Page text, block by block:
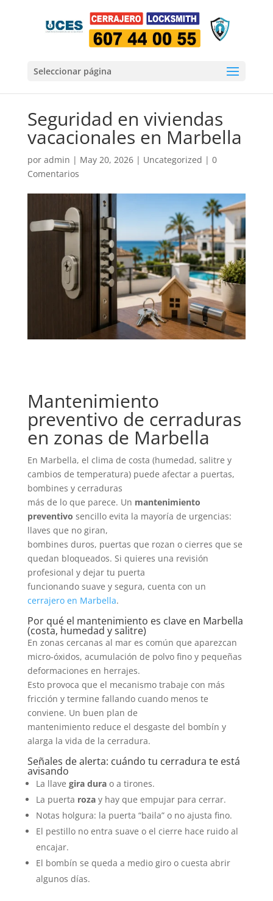
Seleccionar página
Seguridad en viviendas
vacacionales en Marbella
por admin | May 20, 2026| Uncategorized | 0
Comentarios
Mantenimiento
preventivo de cerraduras
en zonas de Marbella
En Marbella, el clima de costa (humedad, salitre y
cambios de temperatura) puede afectar a puertas,
bombines y cerraduras
más de lo que parece. Un mantenimiento
preventivo sencillo evita la mayoría de urgencias:
llaves que no giran,
bombines duros, puertas que rozan o cierres que se
quedan bloqueados. Si quieres una revisión
profesional y dejar tu puerta
funcionando suave y segura, cuenta con un
cerrajero en Marbella.
Por qué el mantenimiento es clave en Marbella
(costa, humedad y salitre)
En zonas cercanas al mar es común que aparezcan
micro-óxidos, acumulación de polvo fino y pequeñas
deformaciones en herrajes.
Esto provoca que el mecanismo trabaje con más
fricción y termine fallando cuando menos te
conviene. Un buen plan de
mantenimiento reduce el desgaste del bombín y
alarga la vida de la cerradura.
Señales de alerta: cuándo tu cerradura te está
avisando
La llave gira durao a tirones.
La puerta rozay hay que empujar para cerrar.
Notas holgura: la puerta “baila” o no ajusta fino.
El pestillo no entra suave o el cierre hace ruido al
encajar.
El bombín se queda a medio giro o cuesta abrir
algunos días.